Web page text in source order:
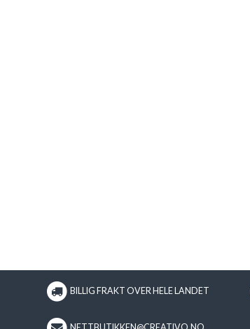
BILLIG FRAKT OVER HELE LANDET